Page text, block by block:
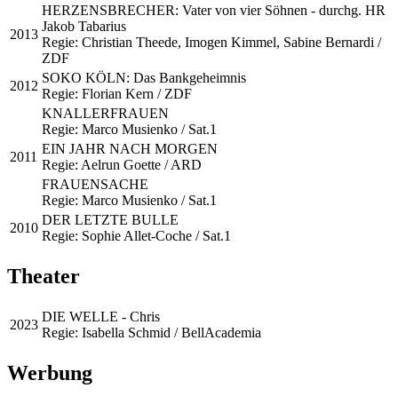
2013
HERZENSBRECHER: Vater von vier Söhnen - durchg. HR
Jakob Tabarius
Regie: Christian Theede, Imogen Kimmel, Sabine Bernardi /
ZDF
2012
SOKO KÖLN: Das Bankgeheimnis
Regie: Florian Kern / ZDF
KNALLERFRAUEN
Regie: Marco Musienko / Sat.1
2011
EIN JAHR NACH MORGEN
Regie: Aelrun Goette / ARD
FRAUENSACHE
Regie: Marco Musienko / Sat.1
2010
DER LETZTE BULLE
Regie: Sophie Allet-Coche / Sat.1
Theater
2023
DIE WELLE - Chris
Regie: Isabella Schmid / BellAcademia
Werbung